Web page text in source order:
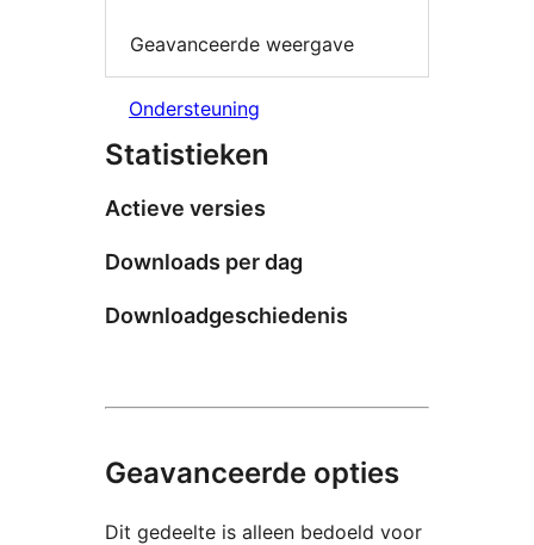
Geavanceerde weergave
Ondersteuning
Statistieken
Actieve versies
Downloads per dag
Downloadgeschiedenis
Geavanceerde opties
Dit gedeelte is alleen bedoeld voor